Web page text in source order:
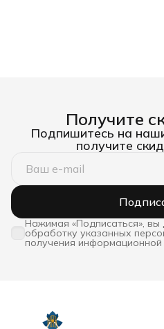
Получите
Подпишитесь на
получите
Нажимая «Подписаться», вы
обработку указанных
получения